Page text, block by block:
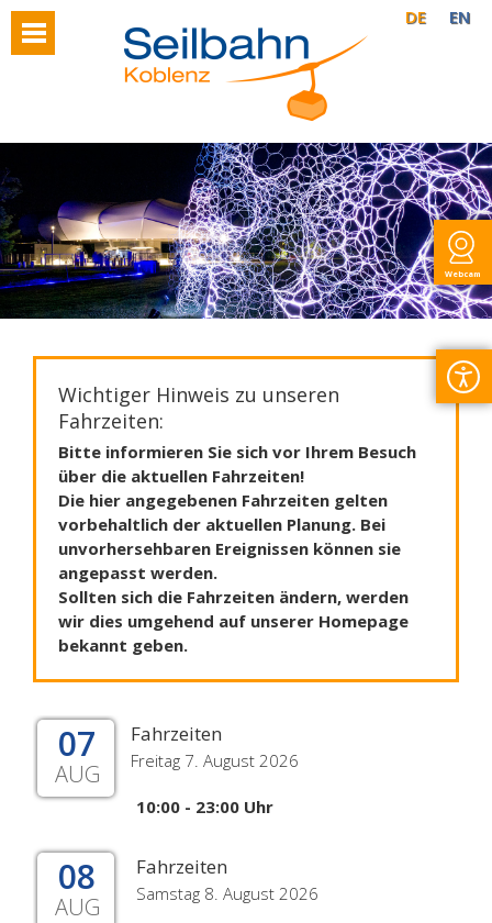
Webcam
DE EN
Wichtiger Hinweis zu unseren
Fahrzeiten:
Bitte informieren Sie sich vor Ihrem Besuch
über die aktuellen Fahrzeiten!
Die hier angegebenen Fahrzeiten gelten
vorbehaltlich der aktuellen Planung. Bei
unvorhersehbaren Ereignissen können sie
angepasst werden.
Sollten sich die Fahrzeiten ändern, werden
wir dies umgehend auf unserer Homepage
bekannt geben.
07
AUG
Fahrzeiten
Freitag 7. August 2026
10:00 - 23:00 Uhr
08
AUG
Fahrzeiten
Samstag 8. August 2026